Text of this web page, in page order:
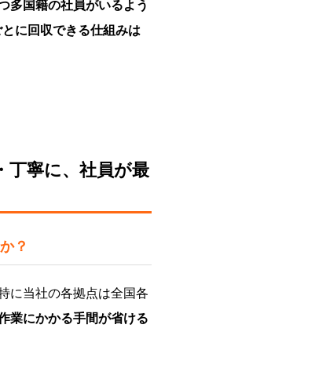
多国籍の社員がいるよう
に回収できる仕組みは
丁寧に、社員が最
？
に当社の各拠点は全国各
業にかかる手間が省ける